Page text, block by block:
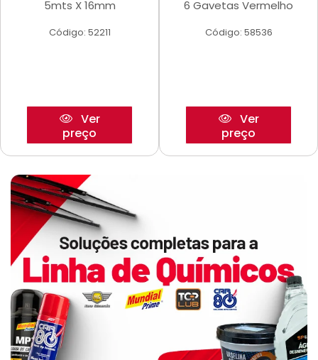
5mts X 16mm
Código: 52211
Ver
preço
6 Gavetas Vermelho
Código: 58536
Ver
preço